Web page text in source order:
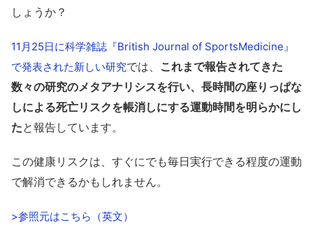
しょうか？
11月25日に科学雑誌『British Journal of SportsMedicine』
で発表された新しい研究では、 これまで報告されてきた
数々の研究のメタアナリシスを行い、長時間の座りっぱな
しによる死亡リスクを帳消しにする運動時間を明らかにし
たと報告しています。
この健康リスクは、すぐにでも毎日実行できる程度の運動
で解消できるかもしれません。
>参照元はこちら（英文）